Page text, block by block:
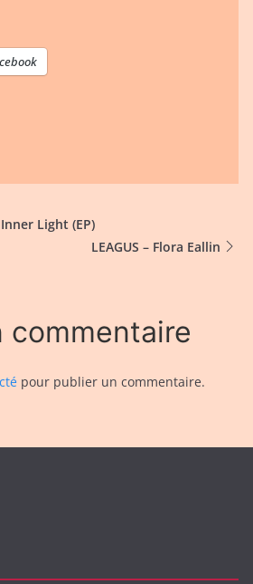
Light (EP)
LEAGUS – Flora Eallin
commentaire
pour publier un commentaire.